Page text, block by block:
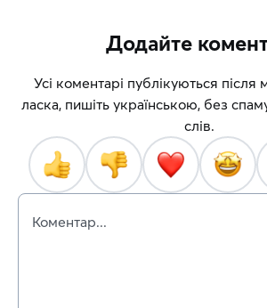
Додайте
Усі коментарі публікуються після
ласка, пишіть українською, без
слів.
Коментар...